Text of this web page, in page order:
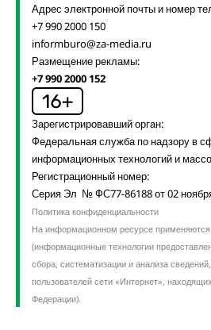
Адрес электронной почты и номер
+7 990 2000 150
informburo@za-media.ru
Размещение рекламы:
+7 990 2000 152
Зарегистрировавший орган:
Федеральная служба по надзору в
информационных технологий и
Регистрационный номер:
Серия Эл № ФС77-86188 от 02
Политика конфиденциальности
На информационном ресурсе применяются
(информационные технологии
сбора, систематизации и анализа
пользователей сети «Интернет»,
Федерации).